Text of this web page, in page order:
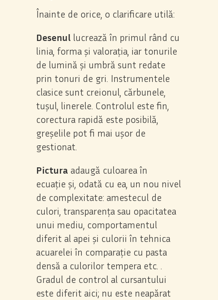
Înainte de orice, o clarificare utilă:
Desenul lucrează în primul rând cu
linia, forma și valorația, iar tonurile
de lumină și umbră sunt redate
prin tonuri de gri. Instrumentele
clasice sunt creionul, cărbunele,
tușul, linerele. Controlul este fin,
corectura rapidă este posibilă,
greșelile pot fi mai ușor de
gestionat.
Pictura adaugă culoarea în
ecuație și, odată cu ea, un nou nivel
de complexitate: amestecul de
culori, transparența sau opacitatea
unui mediu, comportamentul
diferit al apei și culorii în tehnica
acuarelei în comparație cu pasta
densă a culorilor tempera etc. .
Gradul de control al cursantului
este diferit aici; nu este neapărat